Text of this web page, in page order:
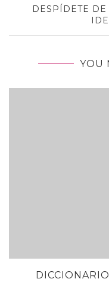
DESPÍDETE DE
YOU